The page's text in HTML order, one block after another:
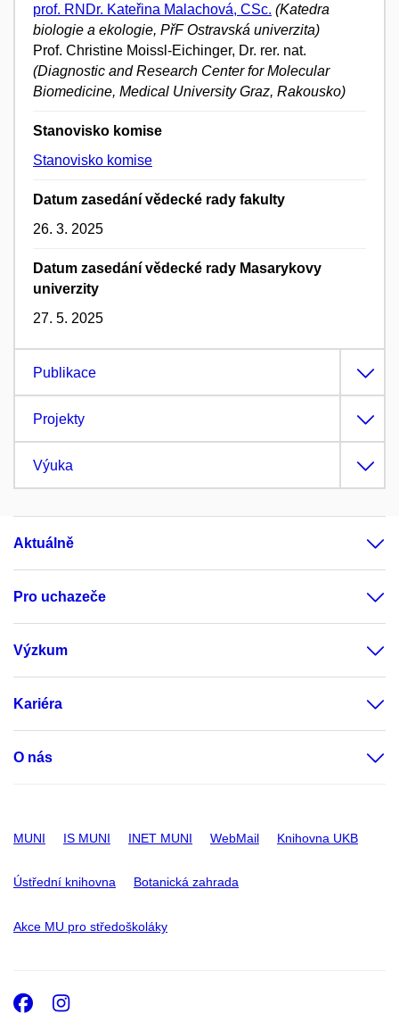
prof. RNDr. Kateřina Malachová, CSc. (Katedra
biologie a ekologie, PřF Ostravská univerzita)
Prof. Christine Moissl-Eichinger, Dr. rer. nat.
(Diagnostic and Research Center for Molecular
Biomedicine, Medical University Graz, Rakousko)
Stanovisko komise
Stanovisko komise
Datum zasedání vědecké rady fakulty
26. 3. 2025
Datum zasedání vědecké rady Masarykovy
univerzity
27. 5. 2025
Publikace
Projekty
Výuka
Aktuálně
Pro uchazeče
Výzkum
Kariéra
O nás
MUNI IS MUNI INET MUNI WebMail Knihovna UKB
Ústřední knihovna Botanická zahrada
Akce MU pro středoškoláky
Facebook
Instagram